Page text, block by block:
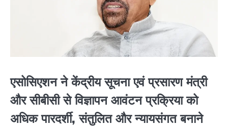
एसोसिएशन ने केंद्रीय सूचना एवं प्रसारण मंत्री
और सीबीसी से विज्ञापन आवंटन प्रक्रिया को
अधिक पारदर्शी, संतुलित और न्यायसंगत बनाने